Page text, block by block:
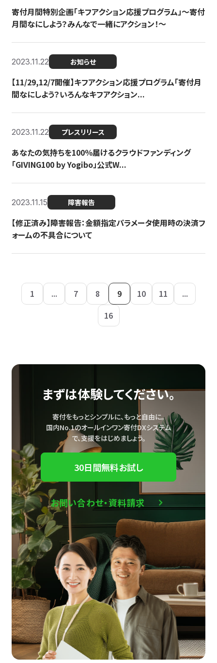
寄付月間特別企画「キフアクション応援プログラム」〜寄付
月間なにしよう？みんなで一緒にアクション！〜
2023.11.22 お知らせ
【11/29,12/7開催】キフアクション応援プログラム「寄付月
間なにしよう？いろんなキフアクション...
2023.11.22 プレスリリース
あなたの気持ちを100％届けるクラウドファンディング
「GIVING100 by Yogibo」公式W...
2023.11.15 障害報告
【修正済み】障害報告：金額指定パラメータ使用時の決済フ
ォームの不具合について
1 ... 7 8 9 10 11
...
16
まずは体験してください。
寄付をもっとシンプルに、もっと自由に。
国内No.1のオールインワン寄付DXシステム
で、支援をはじめましょう。
30日間無料お試し
お問い合わせ・資料請求